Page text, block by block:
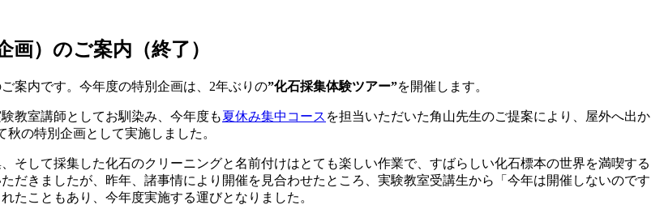
画）のご案内（終了）
案内です。今年度の特別企画は、2年ぶりの”化石採集体験ツアー”を開催します。
教室講師としてお馴染み、今年度も夏休み集中コース を担当いただいた角山先生のご提案により、屋外へ出か
秋の特別企画として実施しました。
そして採集した化石のクリーニングと名前付けはとても楽しい作業で、すばらしい化石標本の世界を満喫する
だきましたが、昨年、諸事情により開催を見合わせたところ、実験教室受講生から「今年は開催しないのです
たこともあり、今年度実施する運びとなりました。